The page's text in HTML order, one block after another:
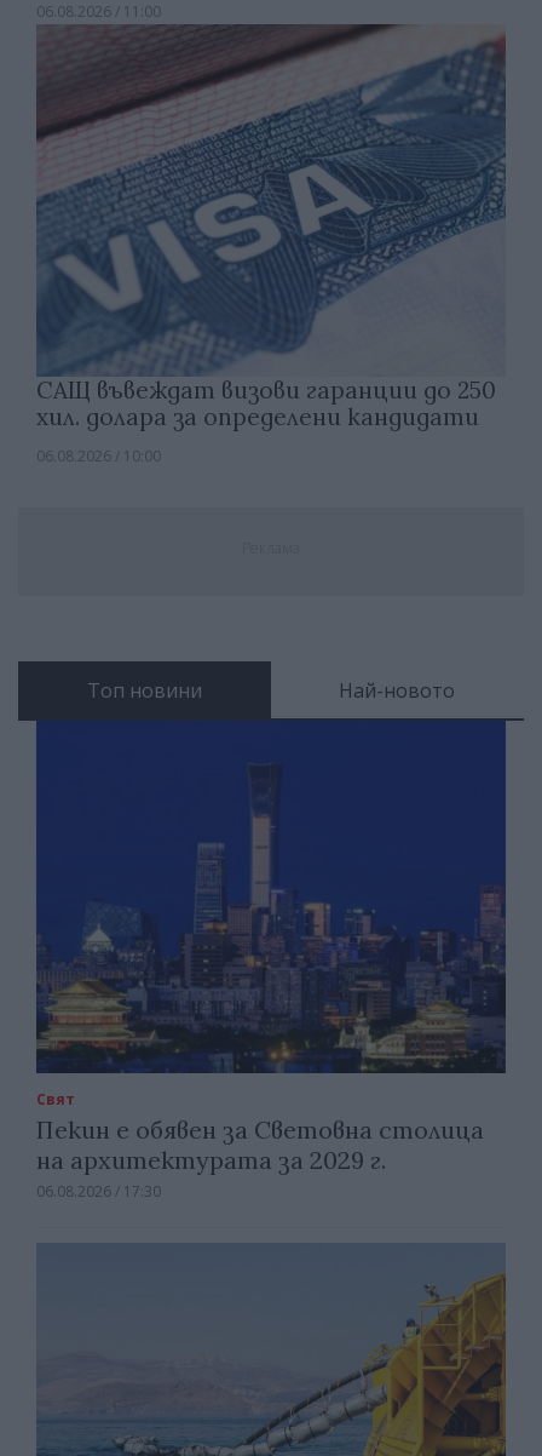
06.08.2026 / 11:00
САЩ въвеждат визови гаранции до 250
хил. долара за определени кандидати
06.08.2026 / 10:00
Топ новини Най-новото
Свят
Пекин е обявен за Световна столица
на архитектурата за 2029 г.
06.08.2026 / 17:30